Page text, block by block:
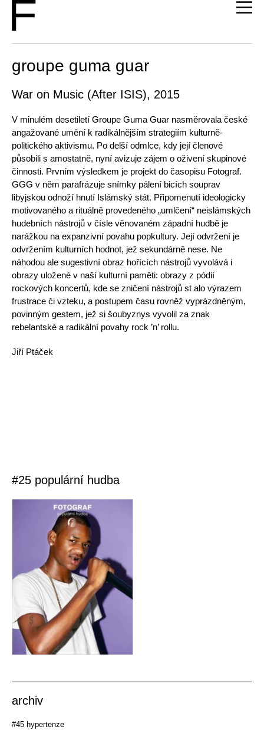
groupe guma guar
War on Music (After ISIS), 2015
V minulém desetiletí Groupe Guma Guar nasměrovala české
angažované umění k radikálnějším strategiím kulturně-
politického aktivismu. Po delší odmlce, kdy její členové
působili s amostatně, nyní avizuje zájem o oživení skupinové
činnosti. Prvním výsledkem je projekt do časopisu Fotograf.
GGG v něm parafrázuje snímky pálení bicích souprav
libyjskou odnoží hnutí Islámský stát. Připomenutí ideologicky
motivovaného a rituálně provedeného „umlčení“ neislámských
hudebních nástrojů v čísle věnovaném západní hudbě je
narážkou na expanzivní povahu popkultury. Její odvržení je
odvržením kulturních hodnot, jež sekundárně nese. Ne
náhodou ale sugestivní obraz hořících nástrojů vyvolává i
obrazy uložené v naší kulturní paměti: obrazy z pódií
rockových koncertů, kde se zničení nástrojů st alo výrazem
frustrace či vzteku, a postupem času rovněž vyprázdněným,
povinným gestem, jež si šoubyznys vyvolil za znak
rebelantské a radikální povahy rock ’n’ rollu.
Jiří Ptáček
#25 populární hudba
archiv
#45 hypertenze